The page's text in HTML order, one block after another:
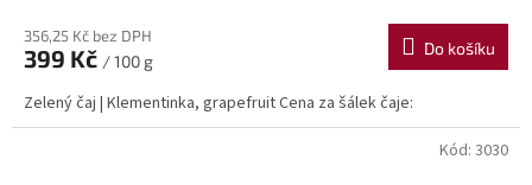
356,25 Kč bez DPH
399 Kč / 100 g
Do košíku
Zelený čaj | Klementinka, grapefruit Cena za šálek čaje:
Kód: 3030